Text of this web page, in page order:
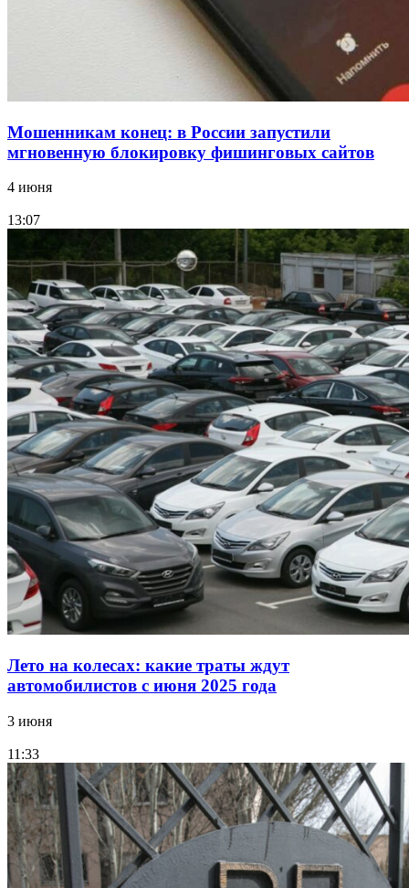
Мошенникам конец: в России запустили
мгновенную блокировку фишинговых сайтов
4 июня
13:07
Лето на колесах: какие траты ждут
автомобилистов с июня 2025 года
3 июня
11:33